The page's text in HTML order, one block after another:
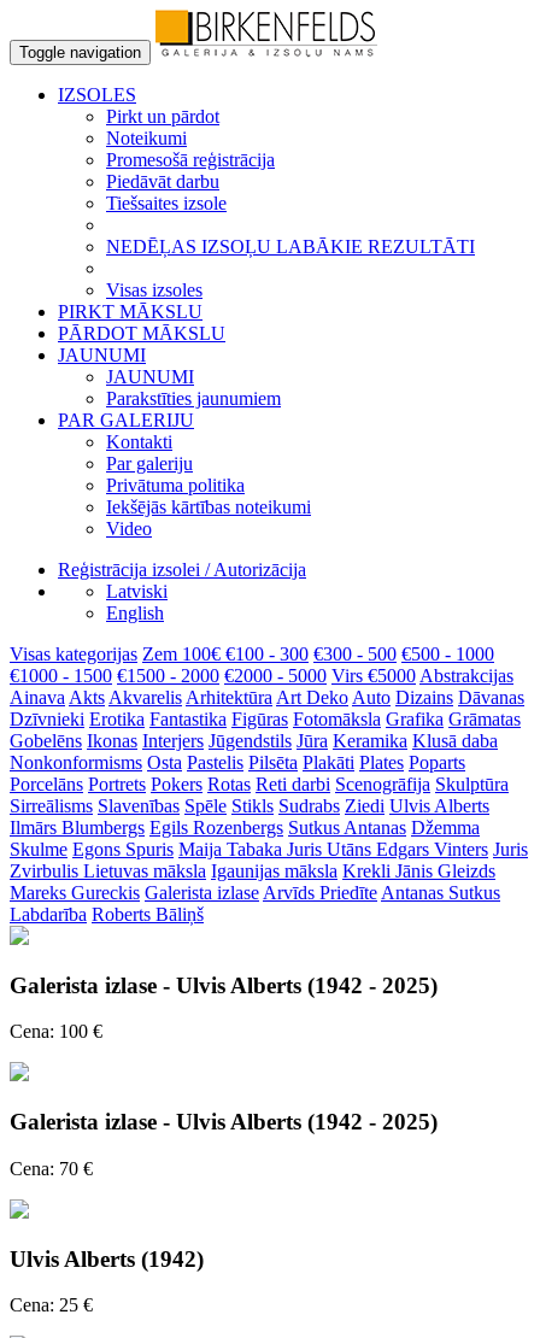
Toggle navigation
IZSOLES
Pirkt un pārdot
Noteikumi
Promesošā reģistrācija
Piedāvāt darbu
Tiešsaites izsole
NEDĒĻAS IZSOĻU LABĀKIE REZULTĀTI
Visas izsoles
PIRKT MĀKSLU
PĀRDOT MĀKSLU
JAUNUMI
JAUNUMI
Parakstīties jaunumiem
PAR GALERIJU
Kontakti
Par galeriju
Privātuma politika
Iekšējās kārtības noteikumi
Video
Reģistrācija izsolei / Autorizācija
Latviski
English
Visas kategorijas Zem 100€ €100 - 300 €300 - 500 €500 - 1000
€1000 - 1500 €1500 - 2000 €2000 - 5000 Virs €5000 Abstrakcijas
Ainava Akts Akvarelis Arhitektūra Art Deko Auto Dizains Dāvanas
Dzīvnieki Erotika Fantastika Figūras Fotomāksla Grafika Grāmatas
Gobelēns Ikonas Interjers Jūgendstils Jūra Keramika Klusā daba
Nonkonformisms Osta Pastelis Pilsēta Plakāti Plates Poparts
Porcelāns Portrets Pokers Rotas Reti darbi Scenogrāfija Skulptūra
Sirreālisms Slavenības Spēle Stikls Sudrabs Ziedi Ulvis Alberts
Ilmārs Blumbergs Egils Rozenbergs Sutkus Antanas Džemma
Skulme Egons Spuris Maija Tabaka Juris Utāns Edgars Vinters Juris
Zvirbulis Lietuvas māksla Igaunijas māksla Krekli Jānis Gleizds
Mareks Gureckis Galerista izlase Arvīds Priedīte Antanas Sutkus
Labdarība Roberts Bāliņš
Galerista izlase - Ulvis Alberts (1942 - 2025)
Cena: 100 €
Galerista izlase - Ulvis Alberts (1942 - 2025)
Cena: 70 €
Ulvis Alberts (1942)
Cena: 25 €